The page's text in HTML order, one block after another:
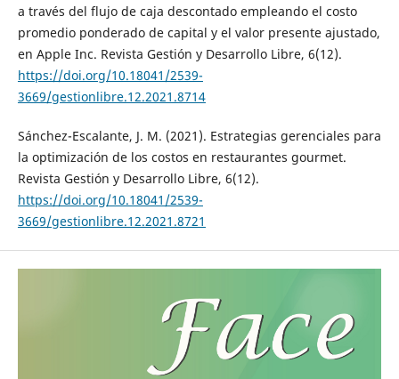
a través del flujo de caja descontado empleando el costo
promedio ponderado de capital y el valor presente ajustado,
en Apple Inc. Revista Gestión y Desarrollo Libre, 6(12).
https://doi.org/10.18041/2539-
3669/gestionlibre.12.2021.8714
Sánchez-Escalante, J. M. (2021). Estrategias gerenciales para
la optimización de los costos en restaurantes gourmet.
Revista Gestión y Desarrollo Libre, 6(12).
https://doi.org/10.18041/2539-
3669/gestionlibre.12.2021.8721